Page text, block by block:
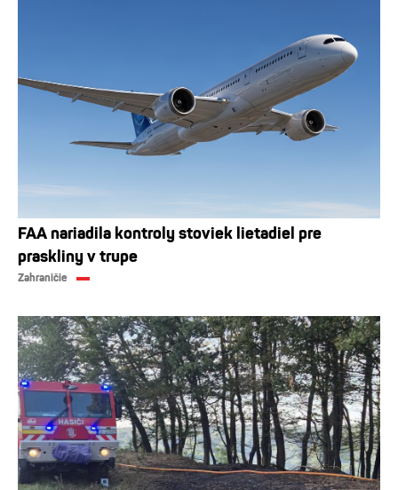
FAA nariadila kontroly stoviek lietadiel pre
praskliny v trupe
Zahraničie